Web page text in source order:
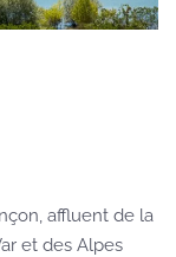
affluent de la
et des Alpes